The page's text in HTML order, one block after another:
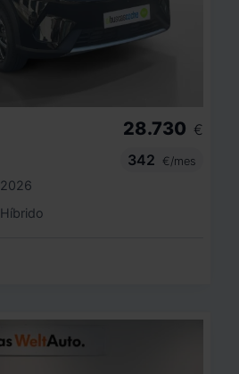
2026
Híbrido
28.730 €
342
€/mes